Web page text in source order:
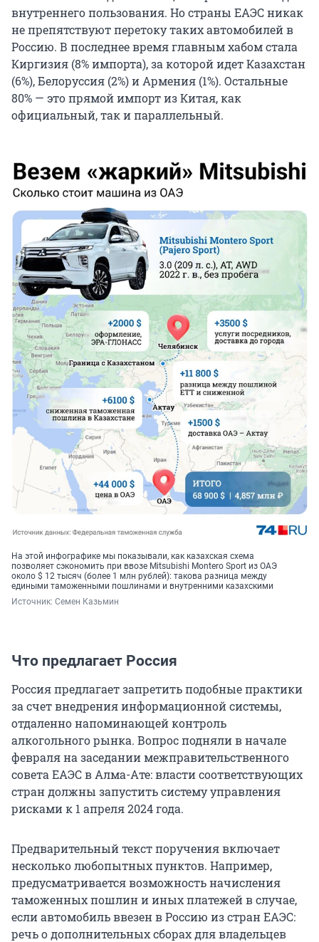
внутреннего пользования. Но страны ЕАЭС никак
не препятствуют перетоку таких автомобилей в
Россию. В последнее время главным хабом стала
Киргизия (8% импорта), за которой идет Казахстан
(6%), Белоруссия (2%) и Армения (1%). Остальные
80% — это прямой импорт из Китая, как
официальный, так и параллельный.
На этой инфографике мы показывали, как казахская схема
позволяет сэкономить при ввозе Mitsubishi Montero Sport из ОАЭ
около $ 12 тысяч (более 1 млн рублей): такова разница между
едиными таможенными пошлинами и внутренними казахскими
Источник: Семен Казьмин
Что предлагает Россия
Россия предлагает запретить подобные практики
за счет внедрения информационной системы,
отдаленно напоминающей контроль
алкогольного рынка. Вопрос подняли в начале
февраля на заседании межправительственного
совета ЕАЭС в Алма-Ате: власти соответствующих
стран должны запустить систему управления
рисками к 1 апреля 2024 года.
Предварительный текст поручения включает
несколько любопытных пунктов. Например,
предусматривается возможность начисления
таможенных пошлин и иных платежей в случае,
если автомобиль ввезен в Россию из стран ЕАЭС:
речь о дополнительных сборах для владельцев